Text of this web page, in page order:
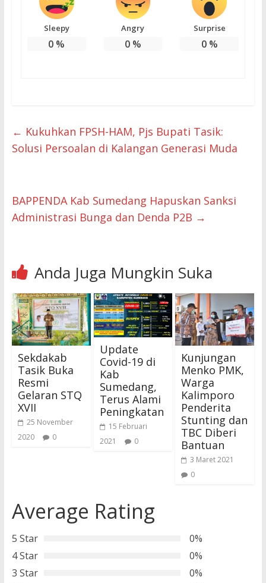
Sleepy
0 %
Angry
0%
Surprise
0%
← Kukuhkan FPSH-HAM, Pjs Bupati Tasik:
Solusi Persoalan di Kalangan Generasi Muda
BAPPENDA Kab Sumedang Hapuskan Sanksi
Administrasi Bunga dan Denda P2B →
Anda Juga Mungkin Suka
Sekdakab
Tasik Buka
Resmi
Gelaran STQ
XVII
25 November
2020
0
Update
Covid-19 di
Kab
Sumedang,
Terus Alami
Peningkatan
15 Februari
2021
0
Kunjungan
Menko PMK,
Warga
Kalimporo
Penderita
Stunting dan
TBC Diberi
Bantuan
3 Maret 2021
0
Average Rating
5 Star
0%
4 Star
0%
3 Star
0%